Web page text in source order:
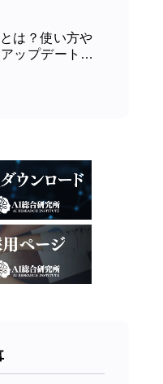
は？使い方や
ップデートを